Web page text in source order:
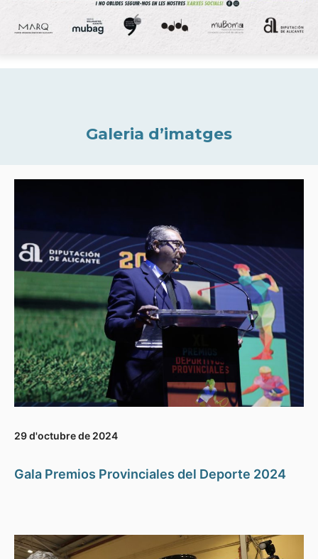
Galeria d’imatges
29 d'octubre de 2024
Gala Premios Provinciales del Deporte 2024